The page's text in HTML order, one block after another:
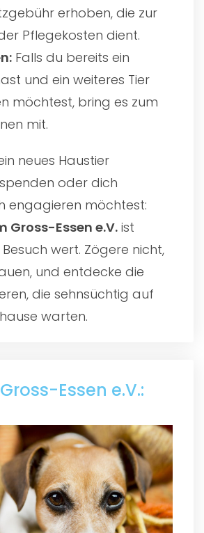
erhoben, die zur
Pflegekosten dient.
Falls du bereits ein
und ein weiteres Tier
möchtest, bring es zum
mit.
neues Haustier
oder dich
engagieren möchtest:
Gross-Essen e.V. ist
wert. Zögere nicht,
und entdecke die
die sehnsüchtig auf
warten.
Essen e.V.: